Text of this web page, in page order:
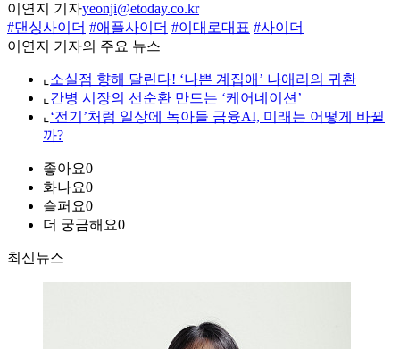
이연지 기자yeonji@etoday.co.kr
#댄싱사이더 #애플사이더 #이대로대표 #사이더
이연지 기자의 주요 뉴스
⌞ 소실점 향해 달린다! ‘나쁜 계집애’ 나애리의 귀환
⌞ 간병 시장의 선순환 만드는 ‘케어네이션’
⌞ ‘전기’처럼 일상에 녹아들 금융AI, 미래는 어떻게 바뀔
까?
좋아요0
화나요0
슬퍼요0
더 궁금해요0
최신뉴스